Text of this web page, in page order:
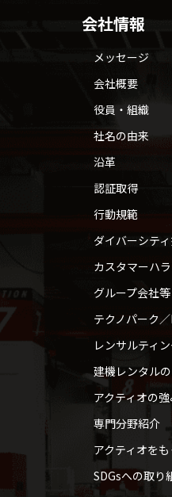
会社情報
メッセージ
会社概要
役員・組織
社名の由来
沿革
認証取得
行動規範
ダイバーシテ
カスタマーハ
グループ会社等
テクノパーク
レンサルティ
建機レンタル
アクティオの
専門分野紹介
アクティオを
SDGsへの取り